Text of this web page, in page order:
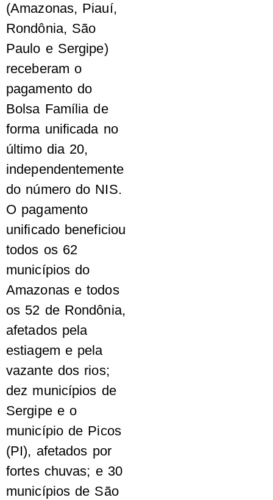
(Amazonas, Piauí,
Rondônia, São
Paulo e Sergipe)
receberam o
pagamento do
Bolsa Família de
forma unificada no
último dia 20,
independentemente
do número do NIS.
O pagamento
unificado beneficiou
todos os 62
municípios do
Amazonas e todos
os 52 de Rondônia,
afetados pela
estiagem e pela
vazante dos rios;
dez municípios de
Sergipe e o
município de Picos
(PI), afetados por
fortes chuvas; e 30
municípios de São